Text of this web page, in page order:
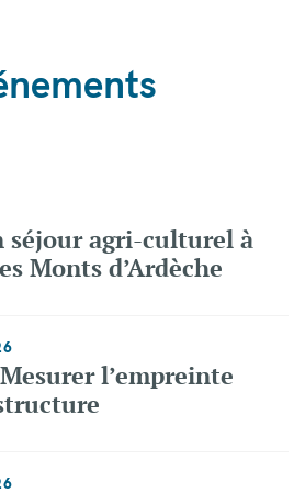
séjour agri-culturel à
Monts d’Ardèche
l’empreinte